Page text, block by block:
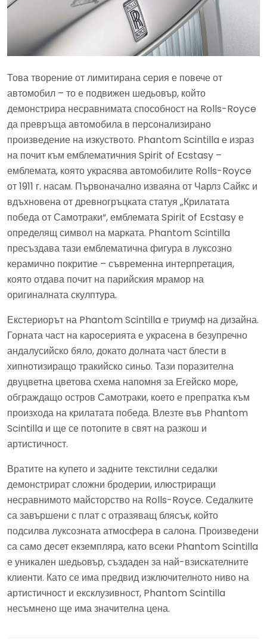
Това творение от лимитирана серия е повече от
автомобил – то е подвижен шедьовър, който
демонстрира несравнимата способност на Rolls-Royce
да превръща автомобила в персонализирано
произведение на изкуството. Phantom Scintilla е израз
на почит към емблематичния Spirit of Ecstasy –
емблемата, която украсява автомобилите Rolls-Royce
от 1911 г. насам. Първоначално изваяна от Чарлз Сайкс и
вдъхновена от древногръцката статуя „Крилатата
победа от Самотраки“, емблемата Spirit of Ecstasy е
определящ символ на марката. Phantom Scintilla
пресъздава тази емблематична фигура в луксозно
керамично покритие – съвременна интерпретация,
която отдава почит на парийския мрамор на
оригиналната скулптура.
Екстериорът на Phantom Scintilla е триумф на дизайна.
Горната част на каросерията е украсена в безупречно
андалусийско бяло, докато долната част блести в
хипнотизиращо тракийско синьо. Тази поразителна
двуцветна цветова схема напомня за Егейско море,
обграждащо остров Самотраки, което е препратка към
произхода на крилатата победа. Влезте във Phantom
Scintilla и ще се потопите в свят на разкош и
артистичност.
Вратите на купето и задните текстилни седалки
демонстрират сложни бродерии, илюстриращи
несравнимото майсторство на Rolls-Royce. Седалките
са завършени с плат с отразяващ блясък, който
подсилва луксозната атмосфера в салона. Произведени
са само десет екземпляра, като всеки Phantom Scintilla
е уникален шедьовър, създаден за най-взискателните
клиенти. Като се има предвид изключителното ниво на
артистичност и ексклузивност, Phantom Scintilla
несъмнено ще има значителна цена.